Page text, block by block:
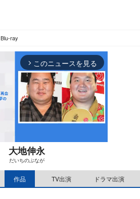
Blu-ray
arrow_forward_ios このニュースを見る
M
t
大地伸永
だいちのぶなが
作品 TV出演 ドラマ出演